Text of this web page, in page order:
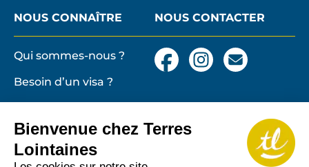
Bienvenue chez Terres
Lointaines
NOUS CONNAÎTRE
Qui sommes-nous ?
Besoin d’un visa ?
et particulières de
vente
NOUS CONTACTER
FacebookInstagram
Nous
contacter
email